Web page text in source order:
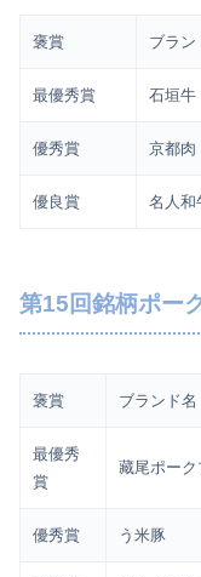
褒賞 ブラン
最優秀賞 石垣牛
優秀賞 京都肉
優良賞 名人和
第15回銘柄ポー
褒賞 ブランド名
最優秀
賞
藏尾ポー
優秀賞 う米豚